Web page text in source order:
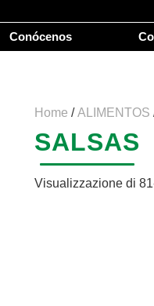
Conócenos
Home /ALIMENTOS
SALSAS
Visualizzazione di